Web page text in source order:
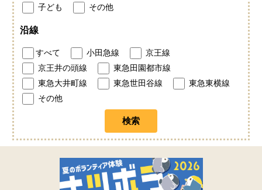
子ども その他
沿線
すべて 小田急線
京王線
京王井の頭線
東急田園都市線
東急大井町線
東急世田谷線
東急東横線
その他